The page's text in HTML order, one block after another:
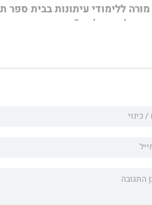
ללימודי עיתונות בבית ספר
מוצלחות כל כך?
בנותיה מעידות עליה בספר זה,
הטמון בהם.
היבטים מרכזיים: אמון, כבוד,
מינקות ועד גיל ההתבגרות.